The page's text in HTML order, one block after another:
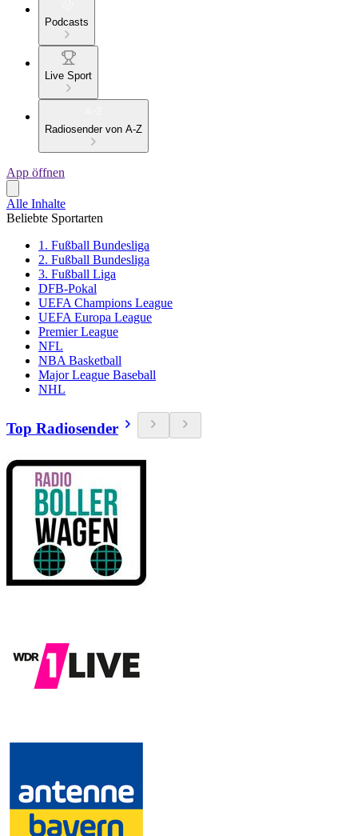
Podcasts
Live Sport
Radiosender von A-Z
App öffnen
Alle Inhalte
Beliebte Sportarten
1. Fußball Bundesliga
2. Fußball Bundesliga
3. Fußball Liga
DFB-Pokal
UEFA Champions League
UEFA Europa League
Premier League
NFL
NBA Basketball
Major League Baseball
NHL
Top Radiosender